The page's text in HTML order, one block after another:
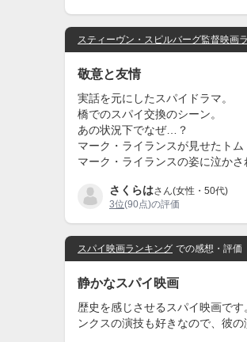
スティーヴン・スピルバーグ監督映画
敬意と友情
実話を元にしたスパイドラマ。
橋でのスパイ交換のシーン。
あの状況下でなぜ…？
マーク・ライランスが見せたトム
マーク・ライランスの姿に泣か
さくらはさん(女性・50代)
3位(90点)の評価
スパイ映画ランキング での感想・評価
静かなスパイ映画
歴史を感じさせるスパイ映画で
ンクスの演技も好きなので、彼